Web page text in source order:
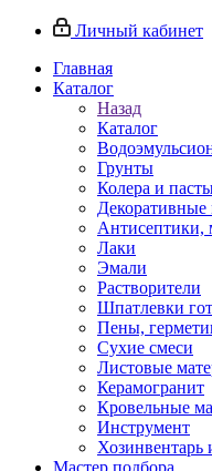
Личный кабинет
Главная
Каталог
Назад
Каталог
Грунты
Колера и
Декоративные
Антисептики,
Лаки
Эмали
Растворители
Шпатлевки
Пены,
Сухие смеси
Листовые
Керамогранит
Кровельные
Инструмент
Хозинвентарь
Мастер подбора